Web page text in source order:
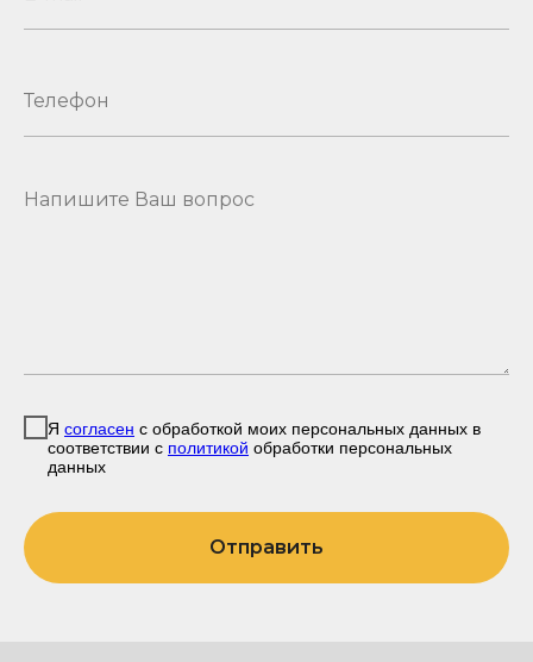
Я согласен с обработкой моих персональных данных в
соответствии с политикой обработки персональных
данных
Отправить